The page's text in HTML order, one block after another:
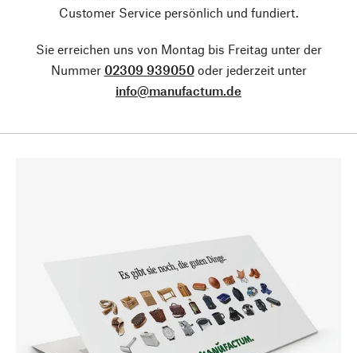
Customer Service persönlich und fundiert.
Sie erreichen uns von Montag bis Freitag unter der
Nummer 02309 939050oder jederzeit unter
info@manufactum.de